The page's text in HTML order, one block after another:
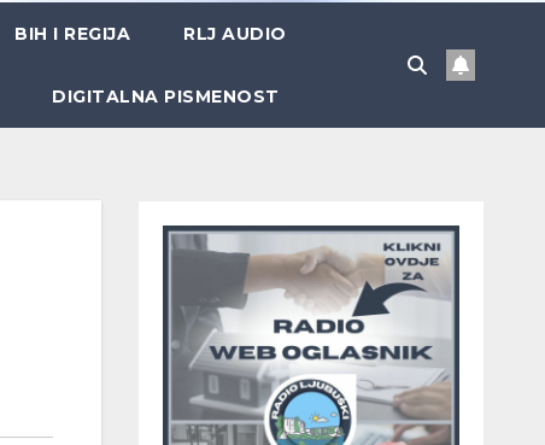
BIH I REGIJA RLJ AUDIO
DIGITALNA PISMENOST